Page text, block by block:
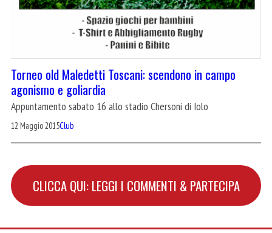
Torneo old Maledetti Toscani: scendono in campo
agonismo e goliardia
Appuntamento sabato 16 allo stadio Chersoni di Iolo
12 Maggio 2015Club
CLICCA QUI: LEGGI I COMMENTI & PARTECIPA